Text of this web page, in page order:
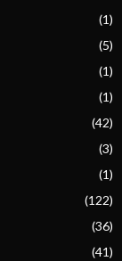
(1)
(5)
(1)
(1)
(42)
(3)
(1)
(122)
(36)
(41)